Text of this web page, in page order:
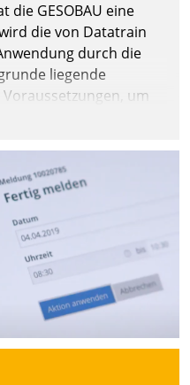
die GESOBAU eine
die von Datatrain
durch die
liegende
um
und weitere